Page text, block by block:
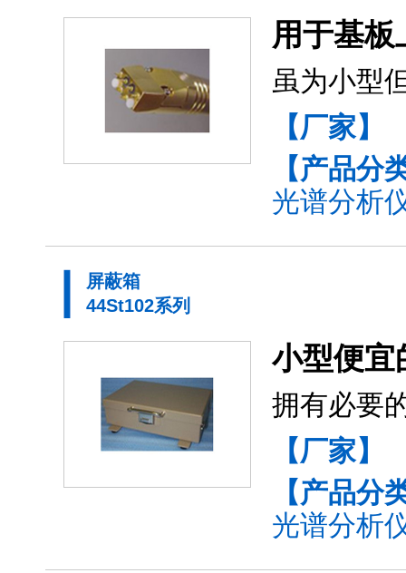
用于基
虽为小型
【厂家】
【产品分
光谱分析
屏蔽箱
44St102系列
小型便宜
拥有必要
【厂家】
【产品分
光谱分析